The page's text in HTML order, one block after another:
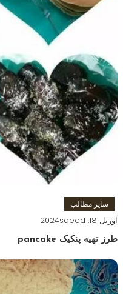
سایر مطالب
آوریل 18, 2024 saeed
طرز تهیه پنکیک pancake